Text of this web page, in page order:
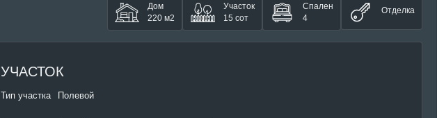
Дом
220 м2
Участок
15 сот
Спален
4
Отделка
УЧАСТОК
Тип участка Полевой